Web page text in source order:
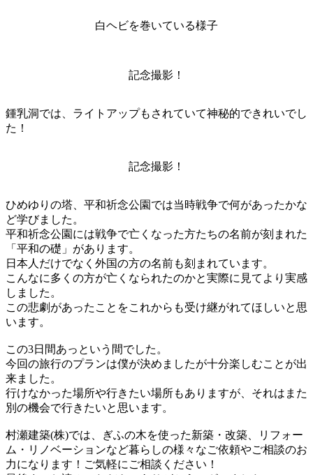
白ヘビを巻いている様子
記念撮影！
鍾乳洞では、ライトアップもされていて神秘的できれいでし
た！
記念撮影！
ひめゆりの塔、平和祈念公園では当時戦争で何があったかな
ど学びました。
平和祈念公園には戦争で亡くなった方たちの名前が刻まれた
「平和の礎」があります。
日本人だけでなく外国の方の名前も刻まれています。
こんなに多くの方が亡くなられたのかと実際に見てより実感
しました。
この悲劇があったことをこれからも受け継がれてほしいと思
います。
この3日間あっという間でした。
今回の旅行のプランは僕が決めましたが十分楽しむことが出
来ました。
行けなかった場所や行きたい場所もありますが、それはまた
別の機会で行きたいと思います。
村瀬建築(株)では、ぎふの木を使った新築・改築、リフォー
ム・リノベーションなど暮らしの様々なご依頼やご相談のお
力になります！ご気軽にご相談ください！